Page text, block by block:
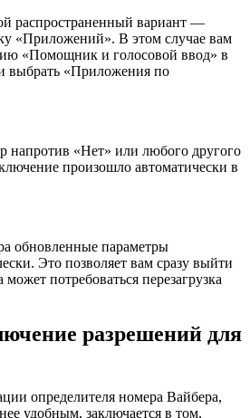
распространенный вариант —
«Приложений». В этом случае вам
«Помощник и голосовой ввод» в
выбрать «Приложения по
напротив «Нет» или любого другого
произошло автоматически в
обновленные параметры
Это позволяет вам сразу выйти
может потребоваться перезагрузка
разрешений для
определителя номера Вайбера,
удобным, заключается в том,